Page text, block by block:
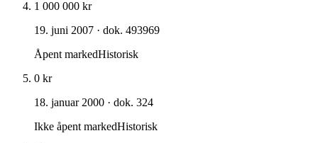
1 000 000 kr
19. juni 2007 · dok. 493969
Åpent markedHistorisk
0 kr
18. januar 2000 · dok. 324
Ikke åpent markedHistorisk